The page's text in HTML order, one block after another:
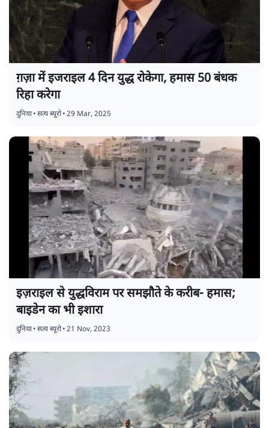
ग़ज़ा में इजराइल 4 दिन युद्ध रोकेगा, हमास 50 बंधक
रिहा करेगा
दुनिया• सत्य ब्यूरो•29 Mar, 2025
इज़राइल से युद्धविराम पर समझौते के करीब- हमास;
बाइडेन का भी इशारा
दुनिया